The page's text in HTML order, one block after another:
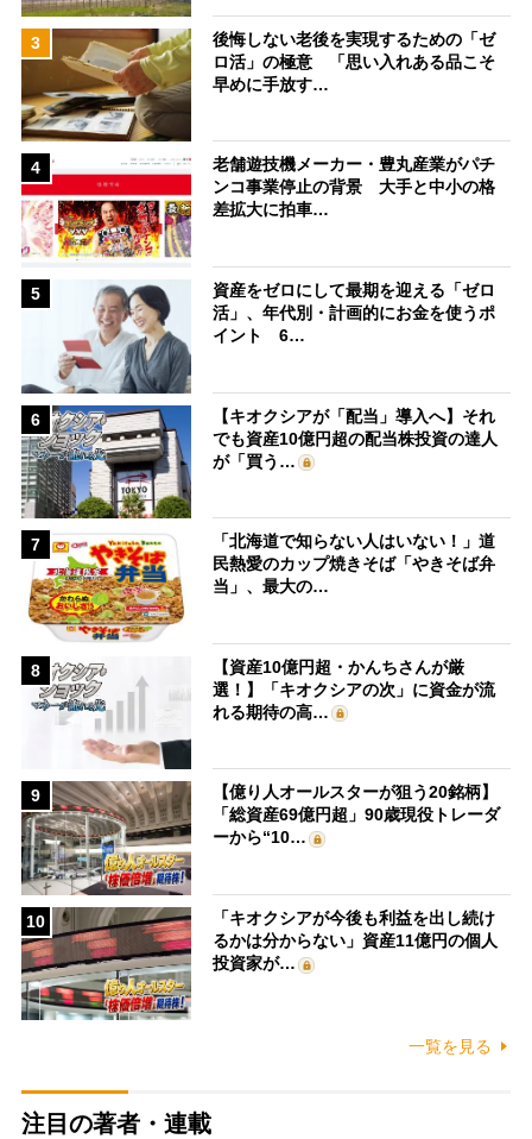
3
後悔しない老後を実現するための「ゼ
ロ活」の極意 「思い入れある品こそ
早めに手放す…
4
老舗遊技機メーカー・豊丸産業がパチ
ンコ事業停止の背景 大手と中小の格
差拡大に拍車…
5
資産をゼロにして最期を迎える「ゼロ
活」、年代別・計画的にお金を使うポ
イント 6…
6
【キオクシアが「配当」導入へ】それ
でも資産10億円超の配当株投資の達人
が「買う…
7
「北海道で知らない人はいない！」道
民熱愛のカップ焼きそば「やきそば弁
当」、最大の…
8
【資産10億円超・かんちさんが厳
選！】「キオクシアの次」に資金が流
れる期待の高…
9
【億り人オールスターが狙う20銘柄】
「総資産69億円超」90歳現役トレーダ
ーから“10…
10
「キオクシアが今後も利益を出し続け
るかは分からない」資産11億円の個人
投資家が…
一覧を見る
注目の著者・連載